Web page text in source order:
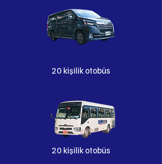
20 kişilik otobüs
20 kişilik otobüs